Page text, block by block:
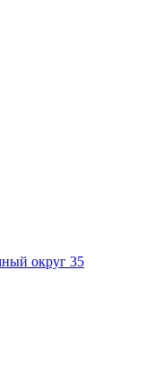
округ 35